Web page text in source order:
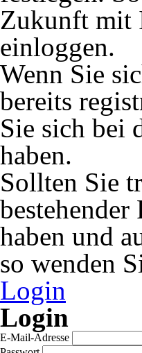
Zukunft mit
einloggen.
Wenn Sie
bereits
Sie sich bei
haben.
Sollten Sie
haben und
so wenden
Login
Login
E-Mail-Adresse